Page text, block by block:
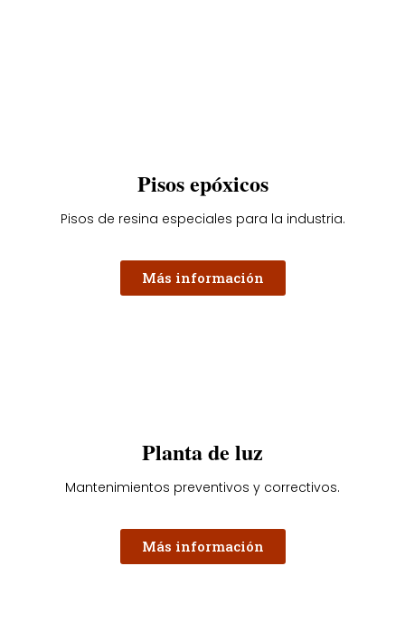
Pisos epóxicos
Pisos de resina especiales para la industria.
Más información
Planta de luz
Mantenimientos preventivos y correctivos.
Más información